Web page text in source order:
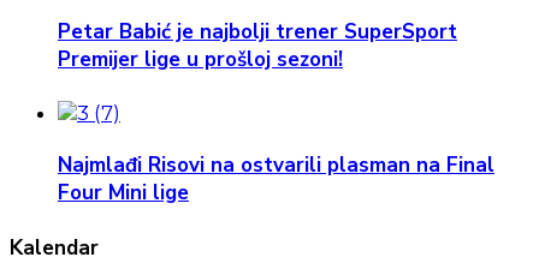
Petar Babić je najbolji trener SuperSport
Premijer lige u prošloj sezoni!
Najmlađi Risovi na ostvarili plasman na Final
Four Mini lige
Kalendar